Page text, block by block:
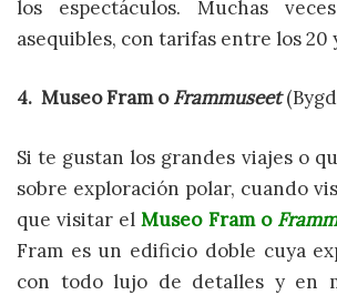
los espectáculos. Muchas
asequibles, con tarifas entre los 20
4. Museo Fram oFrammuseet(Bygd
Si te gustan los grandes viajes o
sobre exploración polar, cuando
que visitar elMuseo Fram o
Fram es un edificio doble cuya
con todo lujo de detalles y en